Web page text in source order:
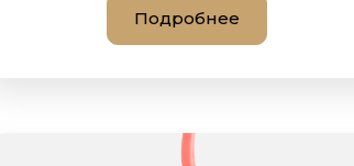
Подробнее